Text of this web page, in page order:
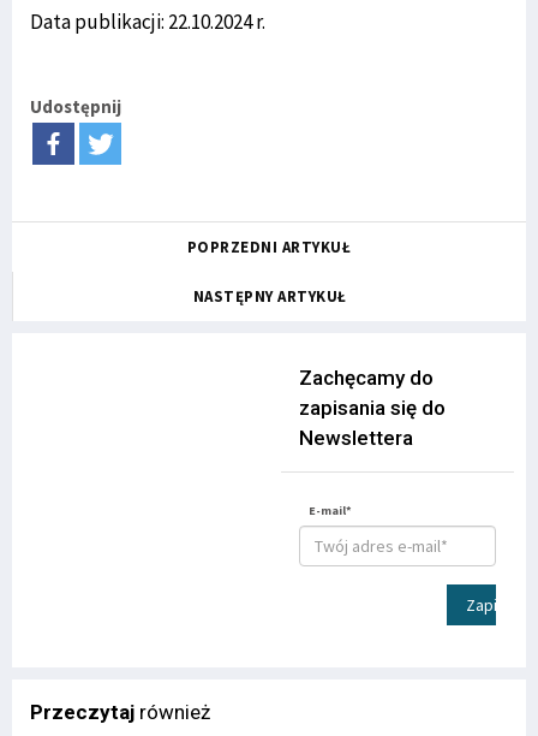
Data publikacji: 22.10.2024 r.
Udostępnij
POPRZEDNI ARTYKUŁ
NASTĘPNY ARTYKUŁ
Zachęcamy do
zapisania się do
Newslettera
E-mail*
Zapisz
Przeczytaj również